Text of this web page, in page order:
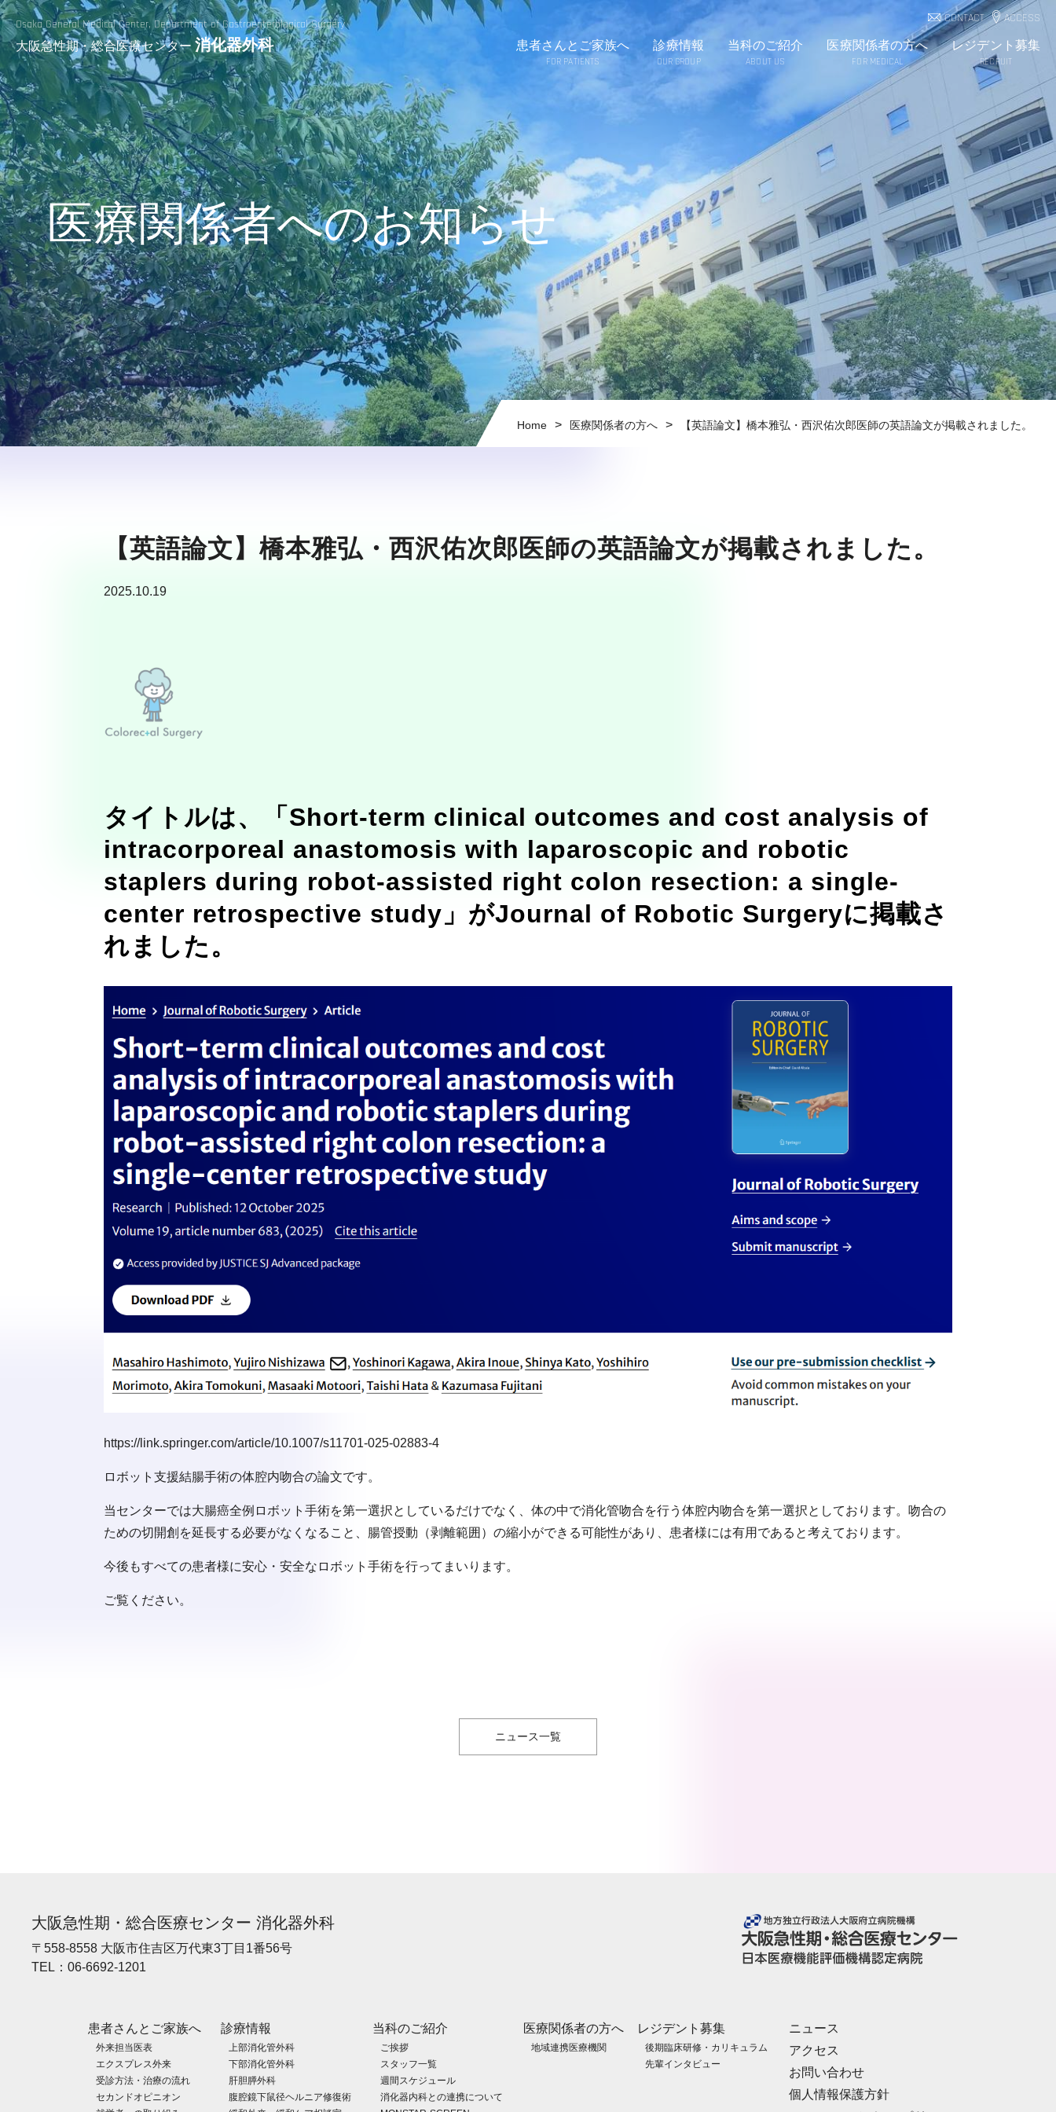
Osaka General Medical Center, Department of Gastroenterological Surgery
大阪急性期・総合医療センター 消化器外科
CONTACT ACCESS
患者さんとご家族へ
FOR PATIENTS
診療情報
OUR GROUP
当科のご紹介
ABOUT US
医療関係者の方へ
FOR MEDICAL
レジデント募集
RECRUIT
医療関係者へのお知らせ
Home > 医療関係者の方へ > 【英語論文】橋本雅弘・西沢佑次郎医師の英語論文が掲載されました。
【英語論文】橋本雅弘・西沢佑次郎医師の英語論文が掲載されました。
2025.10.19
タイトルは、「Short-term clinical outcomes and cost analysis of
intracorporeal anastomosis with laparoscopic and robotic
staplers during robot-assisted right colon resection: a single-
center retrospective study」がJournal of Robotic Surgeryに掲載さ
れました。
https://link.springer.com/article/10.1007/s11701-025-02883-4
ロボット支援結腸手術の体腔内吻合の論文です。
当センターでは大腸癌全例ロボット手術を第一選択としているだけでなく、体の中で消化管吻合を行う体腔内吻合を第一選択としております。吻合の
ための切開創を延長する必要がなくなること、腸管授動（剥離範囲）の縮小ができる可能性があり、患者様には有用であると考えております。
今後もすべての患者様に安心・安全なロボット手術を行ってまいります。
ご覧ください。
ニュース一覧
大阪急性期・総合医療センター 消化器外科
〒558-8558 大阪市住吉区万代東3丁目1番56号
TEL： 06-6692-1201
患者さんとご家族へ
外来担当医表
エクスプレス外来
受診方法・治療の流れ
セカンドオピニオン
診療情報
上部消化管外科
下部消化管外科
肝胆膵外科
腹腔鏡下鼠径ヘルニア修復術
当科のご紹介
ご挨拶
スタッフ一覧
週間スケジュール
消化器内科との連携について
医療関係者の方へ
地域連携医療機関
レジデント募集
後期臨床研修・カリキュラム
先輩インタビュー
ニュース
アクセス
お問い合わせ
個人情報保護方針